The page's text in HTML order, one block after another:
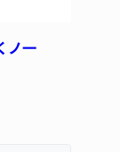
ノ一